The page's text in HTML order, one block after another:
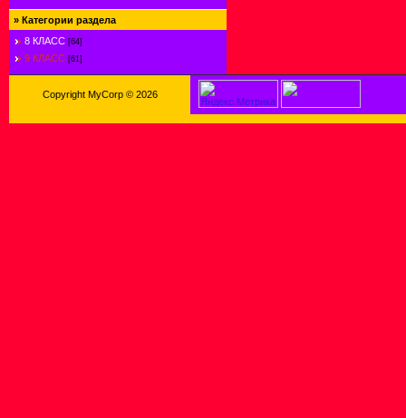
» Категории раздела
8 КЛАСС [64]
9 КЛАСС [61]
Copyright MyCorp © 2026